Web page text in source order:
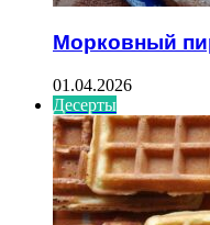
Морковный
01.04.2026
Десерты